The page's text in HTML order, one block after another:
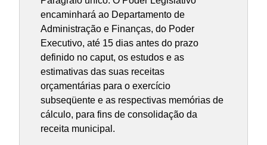
encaminhará ao Departamento de
Administração e Finanças, do Poder
Executivo, até 15 dias antes do prazo
definido no caput, os estudos e as
estimativas das suas receitas
orçamentárias para o exercício
subseqüente e as respectivas memórias de
cálculo, para fins de consolidação da
receita municipal.